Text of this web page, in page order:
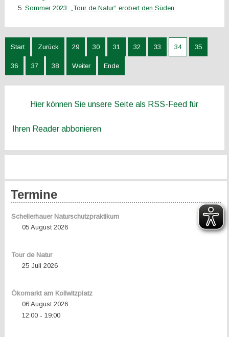
Sommer 2023: „Tour de Natur“ erobert den Süden
Start Zurück 29 30 31 32 33 34 35
36 37 38 Weiter Ende
Hier können Sie unsere Seite als RSS-Feed für
Ihren Reader abbonieren
Termine
Schellerhauer Naturschutzpraktikum
05 August 2026
Tour de Natur
25 Juli 2026
Ökomarkt am Kollwitzplatz
06 August 2026
12:00- 19:00